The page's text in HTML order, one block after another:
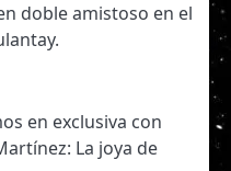
doble amistoso en el
en exclusiva con
La joya de